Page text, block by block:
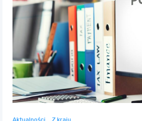
Aktualności Z kraju